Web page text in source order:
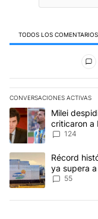
TODOS LOS COMENTARIOS
Todos los
CONVERSACIONES ACTIVAS
Este listado muestra
Un artículo de
Milei
criticaron a
anti-Messi”
124
Un artículo deRécord
ya supera
55